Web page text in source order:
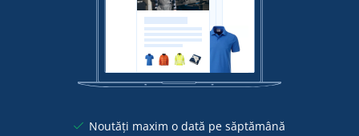
Noutăți maxim o dată pe săptămână